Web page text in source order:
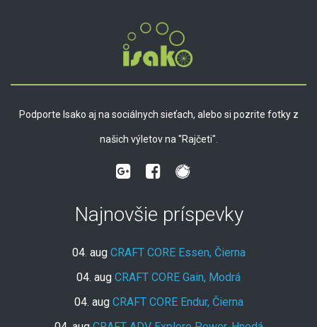
Podporte Isako aj na sociálnych sieťach, alebo si pozrite fotky z
našich výletov na "Rajčeti".
Najnovšie príspevky
04. aug CRAFT CORE Essen, Čierna
04. aug CRAFT CORE Gain, Modrá
04. aug CRAFT CORE Endur, Čierna